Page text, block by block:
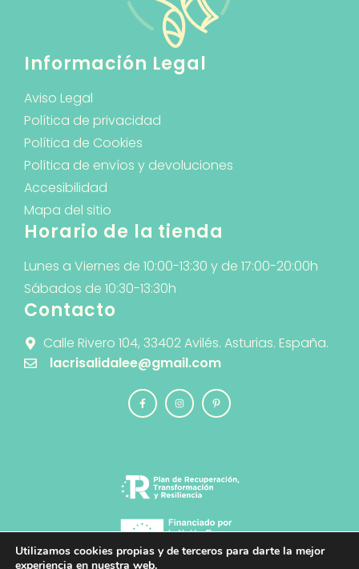
Información Legal
Aviso Legal
Política de privacidad
Política de Cookies
Política de envíos y devoluciones
Accesibilidad
Mapa del sitio
Horario de la tienda
Lunes a Viernes de 10:00-13:30 y de 17:00-20:00h
Sábados de 10:30-13:30h
Contacto
Calle Rivero 104, 33402 Avilés. Asturias. España.
lacrisalidalee@gmail.com
Utilizamos cookies propias y de terceros para darte la mejor
experiencia en nuestra web.